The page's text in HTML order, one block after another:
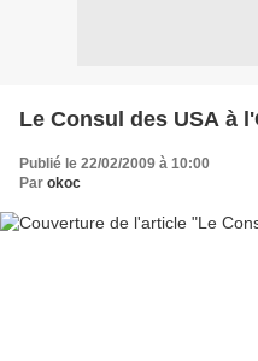
Le Consul des USA à
Publié le 22/02/2009 à 10:00
Par okoc